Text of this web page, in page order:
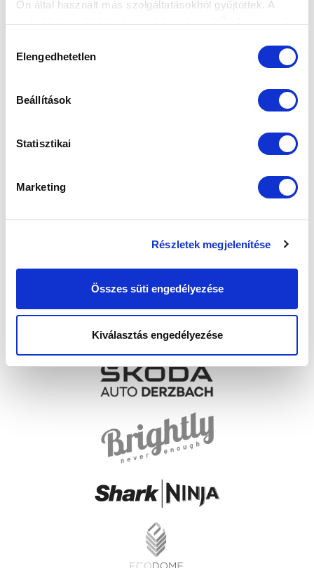
Ön által használt más szolgáltatásokból gyűjtöttek. A
weboldalon való böngészés folytatásával Ön hozzájárul a
kiválasztása
Elengedhetetlen
Beállítások
Statisztikai
Marketing
Részletek megjelenítése
Összes süti engedélyezése
Kiválasztás engedélyezése